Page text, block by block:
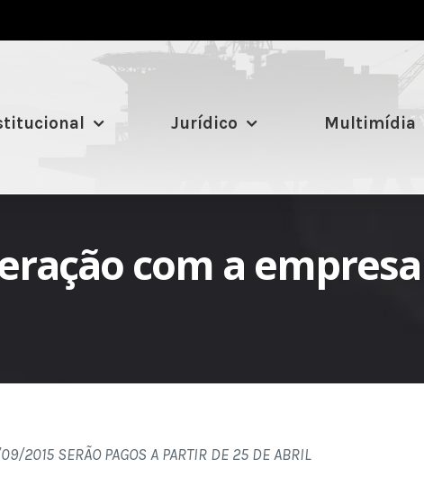
Jurídico Multimídia
com a
2015 SERÃO PAGOS A PARTIR DE 25 DE ABRIL